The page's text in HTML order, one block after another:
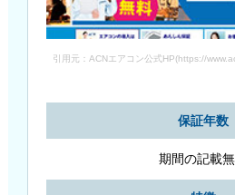
引用元：ACNエアコン公式HP(https://
保証年数
期間の記載